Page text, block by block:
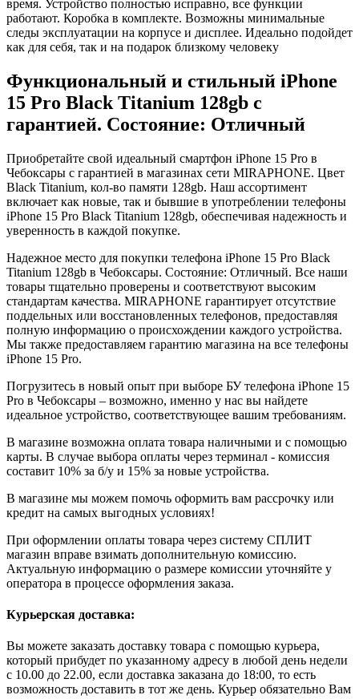
время. Устройство полностью исправно, все функции
работают. Коробка в комплекте. Возможны минимальные
следы эксплуатации на корпусе и дисплее. Идеально подойдет
как для себя, так и на подарок близкому человеку
Функциональный и стильный iPhone
15 Pro Black Titanium 128gb с
гарантией. Состояние: Отличный
Приобретайте свой идеальный смартфон iPhone 15 Pro в
Чебоксары с гарантией в магазинах сети MIRAPHONE. Цвет
Black Titanium, кол-во памяти 128gb. Наш ассортимент
включает как новые, так и бывшие в употреблении телефоны
iPhone 15 Pro Black Titanium 128gb, обеспечивая надежность и
уверенность в каждой покупке.
Надежное место для покупки телефона iPhone 15 Pro Black
Titanium 128gb в Чебоксары. Состояние: Отличный. Все наши
товары тщательно проверены и соответствуют высоким
стандартам качества. MIRAPHONE гарантирует отсутствие
поддельных или восстановленных телефонов, предоставляя
полную информацию о происхождении каждого устройства.
Мы также предоставляем гарантию магазина на все телефоны
iPhone 15 Pro.
Погрузитесь в новый опыт при выборе БУ телефона iPhone 15
Pro в Чебоксары – возможно, именно у нас вы найдете
идеальное устройство, соответствующее вашим требованиям.
В магазине возможна оплата товара наличными и с помощью
карты. В случае выбора оплаты через терминал - комиссия
составит 10% за б/у и 15% за новые устройства.
В магазине мы можем помочь оформить вам рассрочку или
кредит на самых выгодных условиях!
При оформлении оплаты товара через систему СПЛИТ
магазин вправе взимать дополнительную комиссию.
Актуальную информацию о размере комиссии уточняйте у
оператора в процессе оформления заказа.
Курьерская доставка:
Вы можете заказать доставку товара с помощью курьера,
который прибудет по указанному адресу в любой день недели
с 10.00 до 22.00, если доставка заказана до 18:00, то есть
возможность доставить в тот же день. Курьер обязательно Вам